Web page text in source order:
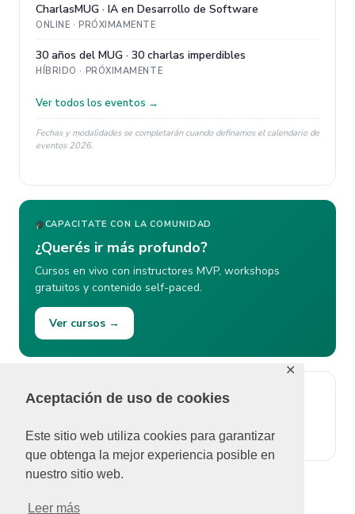
Aceptación de uso de cookies
Este sitio web utiliza cookies para garantizar
que obtenga la mejor experiencia posible en
nuestro sitio web.
Leer más
✕
CharlasMUG · IA en Desarrollo de Software
ONLINE · PRÓXIMAMENTE
30 años del MUG · 30 charlas imperdibles
HÍBRIDO · PRÓXIMAMENTE
Ver todos los eventos →
Fechas y modalidades se completarán cuando definamos el calendario de
eventos 2026.
CAPACITATE CON LA COMUNIDAD
¿Querés ir más profundo?
Cursos en vivo con instructores MVP, workshops
gratuitos y contenido self-paced.
Ver cursos →
ÚLTIMOS COMENTARIOS